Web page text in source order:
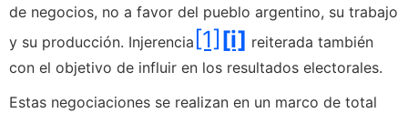
de negocios, no a favor del pueblo argentino, su trabajo
y su producción. Injerencia [1] [i] reiterada también
con el objetivo de influir en los resultados electorales.
Estas negociaciones se realizan en un marco de total